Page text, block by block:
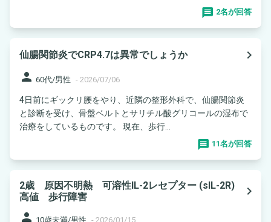
2名が回答
仙腸関節炎でCRP4.7は異常でしょうか
navigate_next
person 60代/男性 - 2026/07/06
4日前にギックリ腰をやり、近隣の整形外科で、仙腸関節炎
と診断を受け、骨盤ベルトとサリチル酸グリコールの湿布で
治療をしているものです。 現在、歩行...
11名が回答
2歳 原因不明熱 可溶性IL-2レセプター (sIL-2R)
高値 歩行障害
navigate_next
person 10歳未満/男性 - 2026/01/15